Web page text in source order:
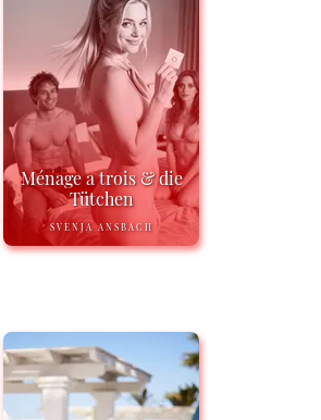
Ménage a trois & die
Tütchen
SVENJA ANSBACH